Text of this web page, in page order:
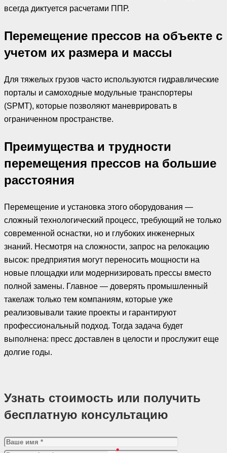
всегда диктуется расчетами ППР.
Перемещение прессов на объекте с
учетом их размера и массы
Для тяжелых грузов часто используются гидравлические
порталы и самоходные модульные транспортеры
(SPMT), которые позволяют маневрировать в
ограниченном пространстве.
Преимущества и трудности
перемещения прессов на большие
расстояния
Перемещение и установка этого оборудования —
сложный технологический процесс, требующий не только
современной оснастки, но и глубоких инженерных
знаний. Несмотря на сложности, запрос на релокацию
высок: предприятия могут переносить мощности на
новые площадки или модернизировать прессы вместо
полной замены. Главное — доверять промышленный
такелаж только тем компаниям, которые уже
реализовывали такие проекты и гарантируют
профессиональный подход. Тогда задача будет
выполнена: пресс доставлен в целости и прослужит еще
долгие годы.
Узнать стоимость или получить
бесплатную консультацию